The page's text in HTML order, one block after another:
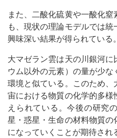
また、二酸化硫黄や一酸化
も、現状の理論モデルでは
興味深い結果が得られている。
大マゼラン雲は天の川銀河
ウム以外の元素）の量が少
環境と似ている。このため
宙における物質の化学的多
えられている。今後の研究
星・惑星・生命の材料物質
になっていくことが期待され